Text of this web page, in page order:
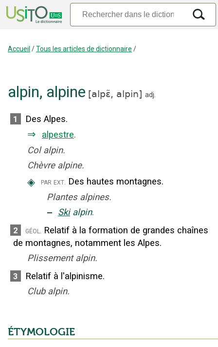
Accueil /Tous les articles de dictionnaire /
alpin, alpine [alpɛ̃, alpin] adj.
1 Des Alpes.
⇒ alpestre.
Col alpin.
Chèvre alpine.
◈ par ext. Des hautes montagnes.
Plantes alpines.
‒ Ski alpin.
2 géol.
Relatif à la formation de grandes chaînes
de montagnes, notamment les Alpes.
Plissement alpin.
3
Relatif à l'alpinisme.
Club alpin.
ÉTYMOLOGIE